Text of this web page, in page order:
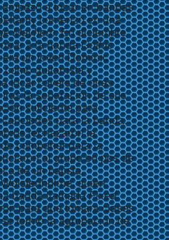
a tocar en bandas
comenzó en una
Mayhem.En diciembre
a la bandaGothic
un jovenDominic
como guitarrista y
tocar covers de otras
la separación de sus
suficiente para
para la banda.
rechazaron la
componer para la
al grupo en pos de
de un bajista,
quien
banda llamadaFixed
para que tomara clases
formó la agrupación de